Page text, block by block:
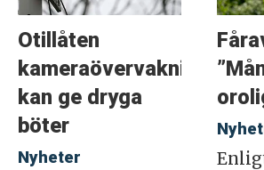
Otillåten
kameraövervakning
kan ge dryga
böter
Nyheter